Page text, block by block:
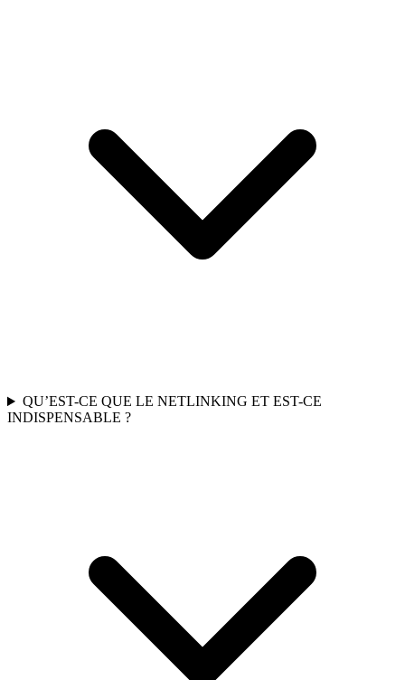
QU’EST-CE QUE LE NETLINKING ET EST-CE
INDISPENSABLE ?